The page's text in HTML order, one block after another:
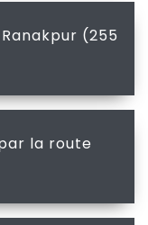
(255
la route